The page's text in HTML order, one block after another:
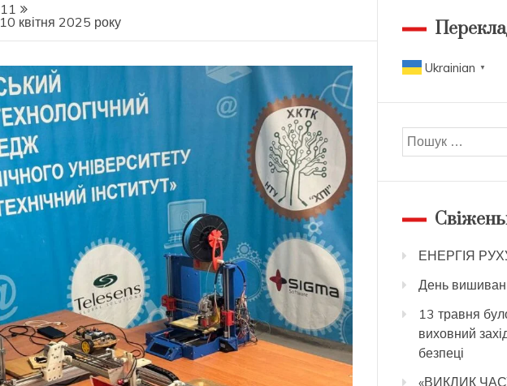
11
квітня 2025 року
Ukrainian ▼
Пошук:
ЕНЕРГІЯ
День
13 травня
виховний
безпеці
«ВИКЛИК